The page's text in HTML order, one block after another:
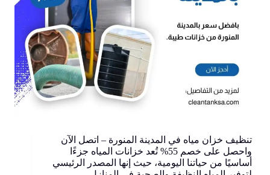
تنظيف خزان مياه في المدينة المنورة – اتصل الآن
واحصل على خصم 55% تُعد خزانات المياه جزءًا
أساسيًا من حياتنا اليومية، حيث إنها المصدر الرئيسي